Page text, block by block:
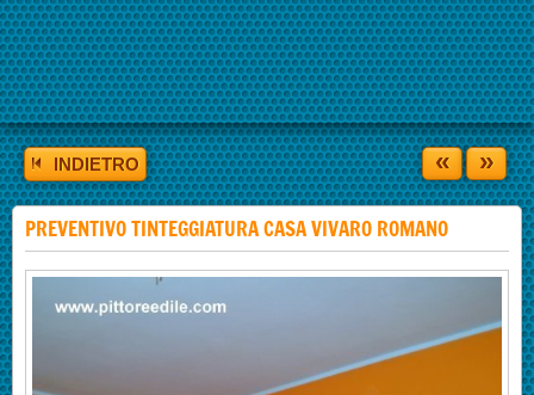
INDIETRO « »
PREVENTIVO TINTEGGIATURA CASA VIVARO ROMANO